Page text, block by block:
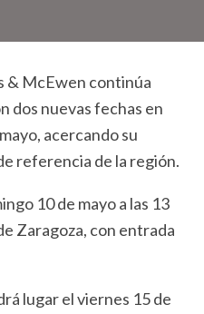
& McEwen continúa
dos nuevas fechas en
acercando su
referencia de la región.
10 de mayo a las 13
Zaragoza, con entrada
lugar el viernes 15 de